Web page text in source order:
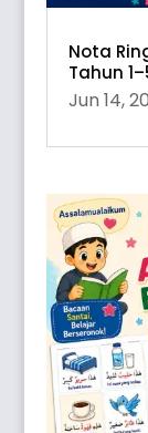
Nota
Tahun
Jun 14,